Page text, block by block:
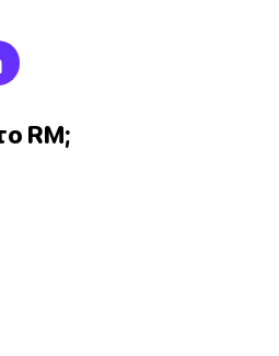
RM;